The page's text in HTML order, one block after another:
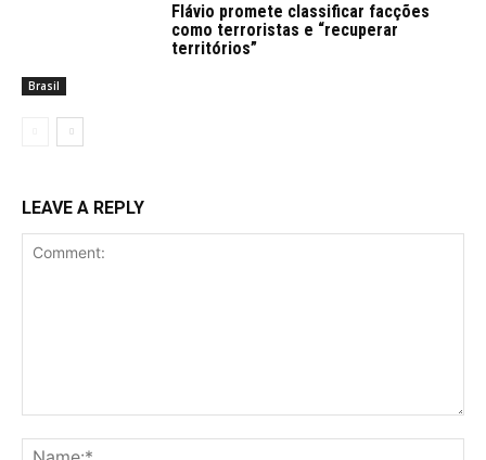
Brasil
Flávio promete classificar facções
como terroristas e “recuperar
territórios”
LEAVE A REPLY